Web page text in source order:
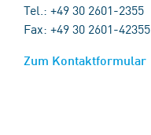
Tel.: +49 30 2601-2355
Fax: +49 30 2601-42355
Zum Kontaktformular